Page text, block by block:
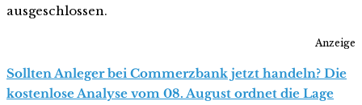
ausgeschlossen.
Anzeige
Sollten Anleger bei Commerzbank jetzt handeln? Die
kostenlose Analyse vom 08. August ordnet die Lage